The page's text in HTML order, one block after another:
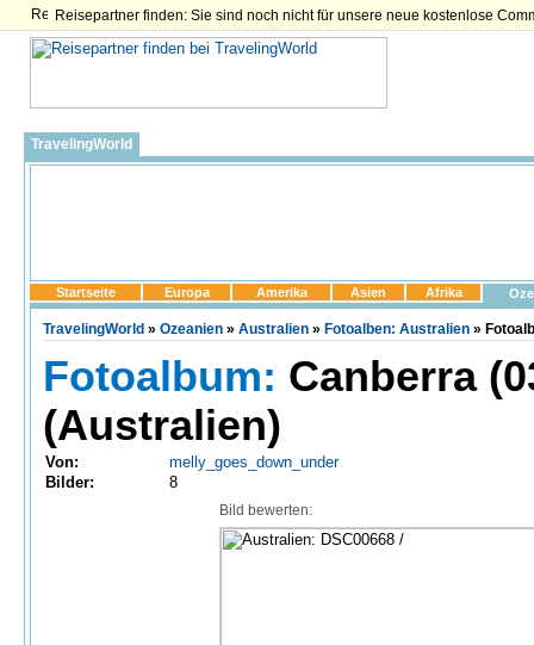
Reisepartner finden: Sie sind noch nicht für unsere neue kostenlose
TravelingWorld
Startseite Europa Amerika Asien Afrika
TravelingWorld » Ozeanien » Australien » Fotoalben: Australien »
Fotoalbum: Canberra
(Australien)
Von:
melly_goes_down_under
Bilder:
8
Bild bewerten: